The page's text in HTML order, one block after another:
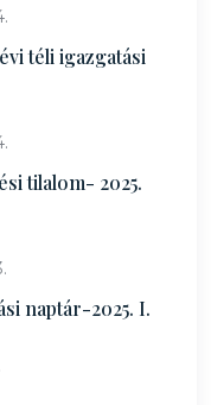
téli igazgatási
tilalom- 2025.
naptár-2025. I.